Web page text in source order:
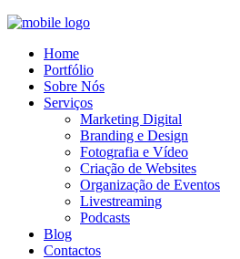
Home
Portfólio
Sobre Nós
Serviços
Marketing Digital
Branding e Design
Fotografia e Vídeo
Criação de Websites
Organização de Eventos
Livestreaming
Podcasts
Blog
Contactos